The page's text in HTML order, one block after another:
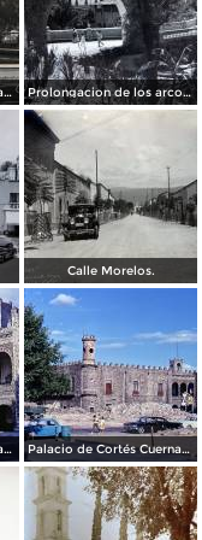
Fuente de La calzada Leandro Valle. Prolongacion de los arcos de Guadalupe.
Calle Morelos.
Palacio de Cortés Cuernavaca Morelos 1967 Palacio de Cortés Cuernavaca Morelos 1967